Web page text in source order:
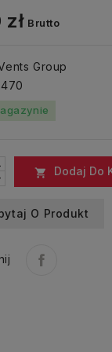
Brutto
Group
 Dodaj Do
O Produkt